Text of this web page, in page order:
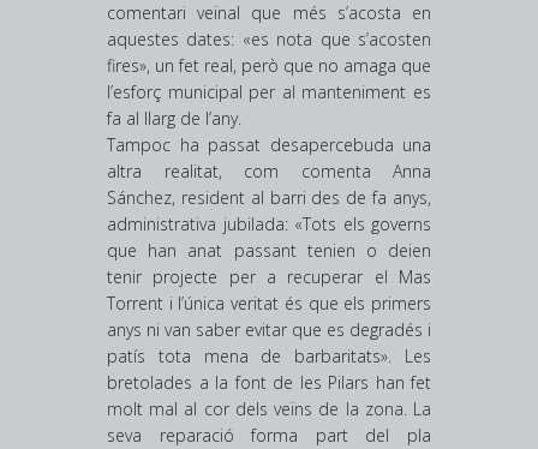
comentari veïnal que més s’acosta en
aquestes dates: «es nota que s’acosten
fires», un fet real, però que no amaga que
l’esforç municipal per al manteniment es
fa al llarg de l’any.
Tampoc ha passat desapercebuda una
altra realitat, com comenta Anna
Sánchez, resident al barri des de fa anys,
administrativa jubilada: «Tots els governs
que han anat passant tenien o deien
tenir projecte per a recuperar el Mas
Torrent i l’única veritat és que els primers
anys ni van saber evitar que es degradés i
patís tota mena de barbaritats». Les
bretolades a la font de les Pilars han fet
molt mal al cor dels veïns de la zona. La
seva reparació forma part del pla